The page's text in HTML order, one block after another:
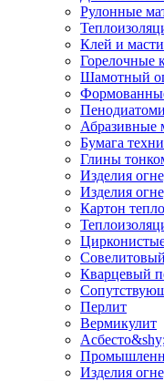
Рулонные
Клей и
Горелочные
Шамотный
Абразивные
Бумага
Глины
Изделия
Изделия
Картон
Кварцевый
Перлит
Вермикулит
Изделия